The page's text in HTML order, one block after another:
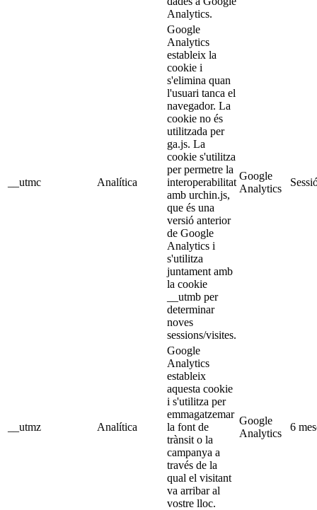
Analytics.
__utmc Analítica
Google
Analytics
estableix la
cookie i
s'elimina quan
l'usuari tanca el
navegador. La
cookie no és
utilitzada per
ga.js. La
cookie s'utilitza
per permetre la
interoperabilitat
amb urchin.js,
que és una
versió anterior
de Google
Analytics i
s'utilitza
juntament amb
la cookie
__utmb per
determinar
noves
sessions/visites.
Google
Analytics
__utmz Analítica
Google
Analytics
estableix
aquesta cookie
i s'utilitza per
emmagatzemar
la font de
trànsit o la
campanya a
través de la
qual el visitant
va arribar al
vostre lloc.
Google
Analytics
6